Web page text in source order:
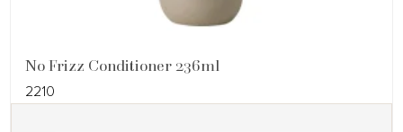
No Frizz Conditioner 236ml
2210